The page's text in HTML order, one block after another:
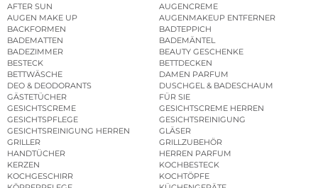
AFTER SUN
AUGENCREME
AUGEN MAKE UP
AUGENMAKEUP ENTFERNER
BACKFORMEN
BADTEPPICH
BADEMATTEN
BADEMÄNTEL
BADEZIMMER
BEAUTY GESCHENKE
BESTECK
BETTDECKEN
BETTWÄSCHE
DAMEN PARFUM
DEO & DEODORANTS
DUSCHGEL & BADESCHAUM
GÄSTETÜCHER
FÜR SIE
GESICHTSCREME
GESICHTSCREME HERREN
GESICHTSPFLEGE
GESICHTSREINIGUNG
GESICHTSREINIGUNG HERREN
GLÄSER
GRILLER
GRILLZUBEHÖR
HANDTÜCHER
HERREN PARFUM
KERZEN
KOCHBESTECK
KOCHGESCHIRR
KOCHTÖPFE